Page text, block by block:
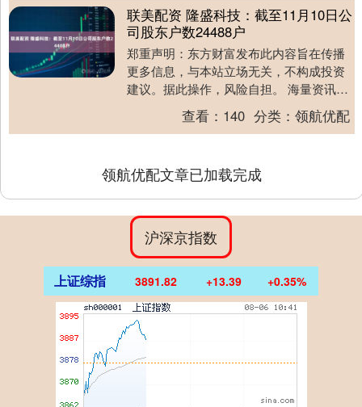
联美配资 隆盛科技：截至11月10日公
司股东户数24488户
郑重声明：东方财富发布此内容旨在传播
更多信息，与本站立场无关，不构成投资
建议。据此操作，风险自担。 海量资讯、
精准解读，尽在新浪财经APP....
查看： 140 分类：领航优配
领航优配文章已加载完成
沪深京指数
上证综指 3891.82 +13.39 +0.35%